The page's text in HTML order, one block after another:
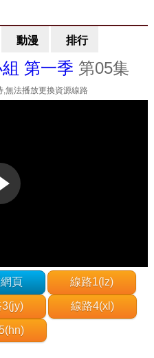
動漫 排行
第一季 第05集
無法播放更換資源線路
頁 線路1(lz)
線路4(xl)